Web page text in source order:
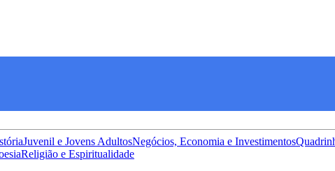
Juvenil e Jovens AdultosNegócios, Economia e Investimentos
Religião e Espiritualidade